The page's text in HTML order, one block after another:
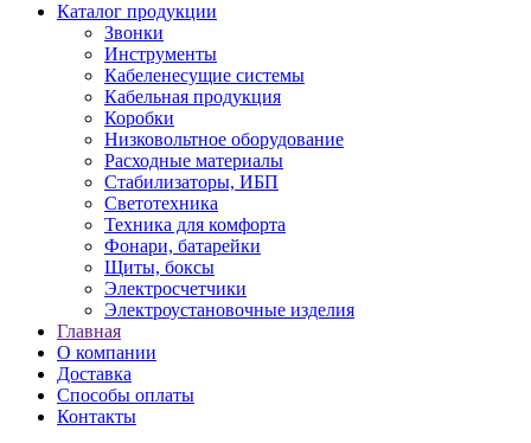
Каталог продукции
Звонки
Инструменты
Кабеленесущие системы
Кабельная продукция
Коробки
Низковольтное оборудование
Расходные материалы
Стабилизаторы, ИБП
Светотехника
Техника для комфорта
Фонари, батарейки
Щиты, боксы
Электросчетчики
Электроустановочные изделия
Главная
О компании
Доставка
Способы оплаты
Контакты